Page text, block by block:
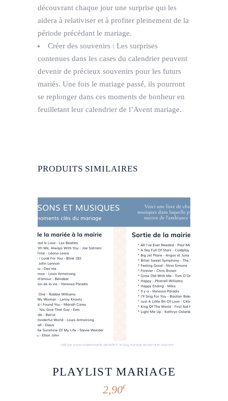
découvrant chaque jour une surprise qui les
aidera à relativiser et à profiter pleinement de la
période précédant le mariage.
Créer des souvenirs : Les surprises
contenues dans les cases du calendrier peuvent
devenir de précieux souvenirs pour les futurs
mariés. Une fois le mariage passé, ils pourront
se replonger dans ces moments de bonheur en
feuilletant leur calendrier de l’Avent mariage.
PRODUITS SIMILAIRES
PLAYLIST MARIAGE
2,90€